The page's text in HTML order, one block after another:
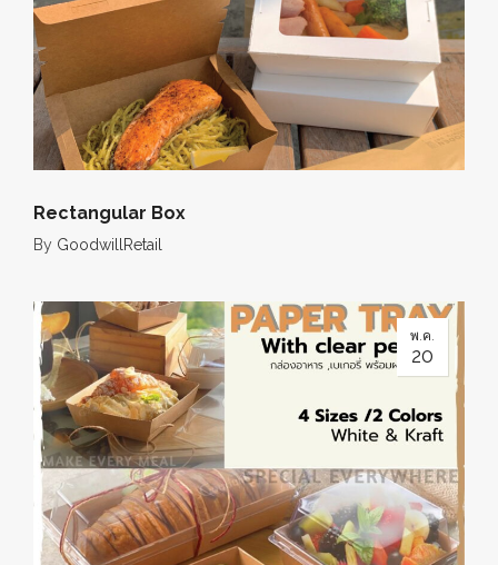
Rectangular Box
By GoodwillRetail
พ.ค.
20